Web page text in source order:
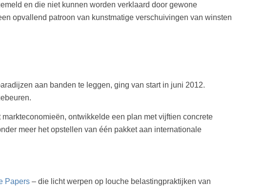
en die niet kunnen worden verklaard door gewone
opvallend patroon van kunstmatige verschuivingen van winsten
aan banden te leggen, ging van start in juni 2012.
ontwikkelde een plan met vijftien concrete
meer het opstellen van één pakket aan internationale
Papers – die licht werpen op louche belastingpraktijken van